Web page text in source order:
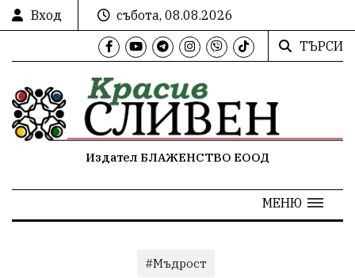
Вход
събота, 08.08.2026
ТЪРСИ
Издател БЛАЖЕНСТВО ЕООД
МЕНЮ
#Мъдрост